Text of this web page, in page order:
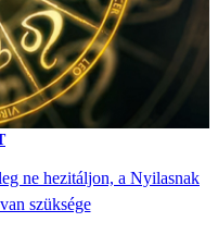
ne hezitáljon, a Nyilasnak
szüksége